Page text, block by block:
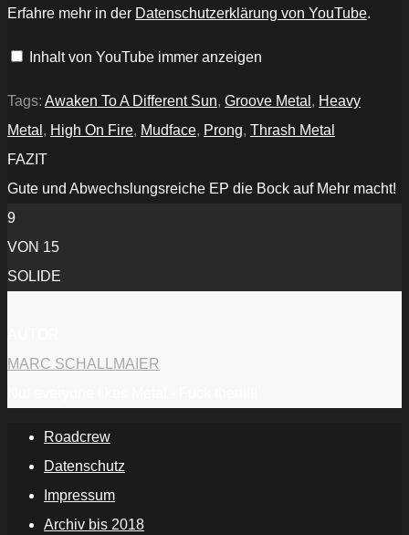
Different
YouTube
Erfahre mehr in der Datenschutzerklärung von YouTube.
Inhalt von YouTube immer anzeigen
Tags: Awaken To A Different Sun, Groove Metal , Heavy
Metal , High On Fire, Mudface, Prong, Thrash Metal
FAZIT
Gute und Abwechslungsreiche EP die Bock auf Mehr macht!
9
VON 15
SOLIDE
MARC SCHALLMAIER
Roadcrew
Datenschutz
Impressum
Archiv bis 2018